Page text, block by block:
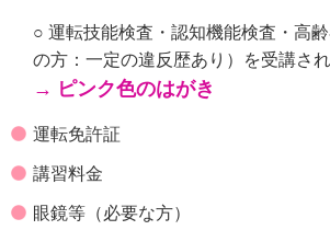
○ 運転技能検査・認知機能検査・高
の方：一定の違反歴あり）を受講さ
→ ピンク色のはがき
運転免許証
講習料金
眼鏡等（必要な方）